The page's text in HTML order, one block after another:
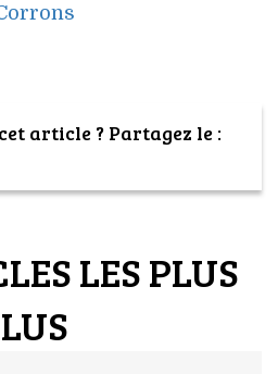
article ? Partagez le :
LES PLUS
LUS